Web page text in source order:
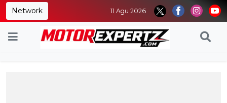
Network 11 Agu 2026